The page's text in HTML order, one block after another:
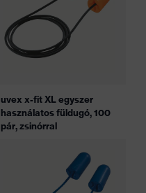
uvex x-fit XL egyszer
használatos füldugó, 100
pár, zsinórral